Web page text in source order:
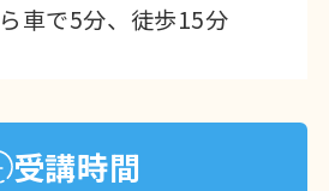
車で5分、徒歩15分
受講時間